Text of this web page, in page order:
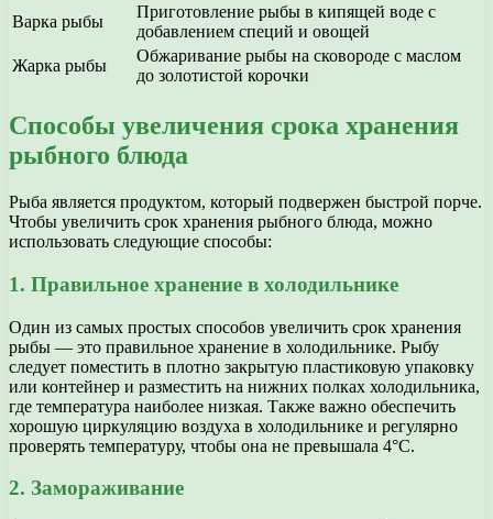
Варка рыбы
Приготовление рыбы в кипящей воде с
добавлением специй и овощей
Жарка рыбы
Обжаривание рыбы на сковороде с маслом
до золотистой корочки
Способы увеличения срока хранения
рыбного блюда
Рыба является продуктом, который подвержен быстрой порче.
Чтобы увеличить срок хранения рыбного блюда, можно
использовать следующие способы:
1. Правильное хранение в холодильнике
Один из самых простых способов увеличить срок хранения
рыбы — это правильное хранение в холодильнике. Рыбу
следует поместить в плотно закрытую пластиковую упаковку
или контейнер и разместить на нижних полках холодильника,
где температура наиболее низкая. Также важно обеспечить
хорошую циркуляцию воздуха в холодильнике и регулярно
проверять температуру, чтобы она не превышала 4°C.
2. Замораживание